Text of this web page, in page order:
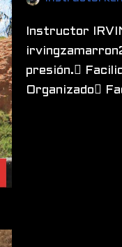
Instructor
presión.
Organizado